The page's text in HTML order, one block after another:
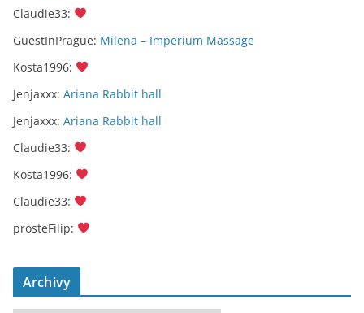
Claudie33:
GuestInPrague: Milena – Imperium Massage
Kosta1996:
Jenjaxxx: Ariana Rabbit hall
Jenjaxxx: Ariana Rabbit hall
Claudie33:
Kosta1996:
Claudie33:
prosteFilip:
Archivy